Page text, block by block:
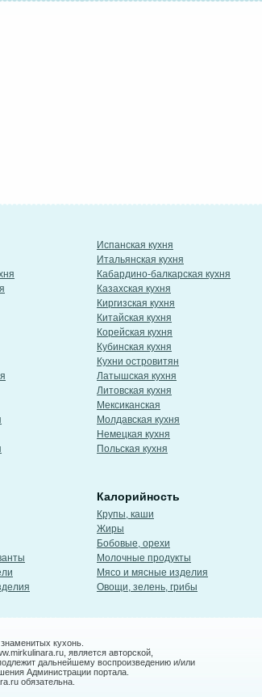
Испанская кухня
Итальянская кухня
Кабардино-балкарская кухня
Казахская кухня
Киргизская кухня
Китайская кухня
Корейская кухня
Кубинская кухня
Кухни островитян
Латышская кухня
Литовская кухня
Мексиканская
Молдавская кухня
Немецкая кухня
Польская кухня
Калорийность
Крупы, каши
Жиры
Бобовые, орехи
Молочные продукты
Мясо и мясные изделия
Овощи, зелень, грибы
кухонь.
является авторской,
дальнейшему воспроизведению и/или
Администрации портала.
обязательна.